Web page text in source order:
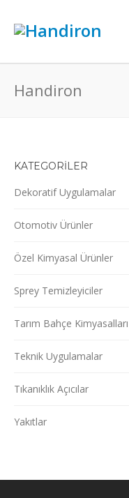
Handiron
KATEGORİLER
Dekoratif Uygulamalar
Otomotiv Ürünler
Özel Kimyasal Ürünler
Sprey Temizleyiciler
Tarım Bahçe Kimyasalları
Teknik Uygulamalar
Tıkanıklık Açıcılar
Yakıtlar